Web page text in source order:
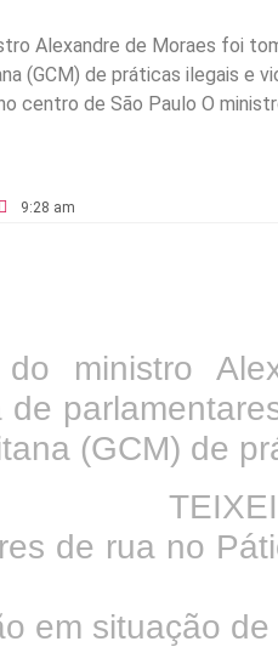
Alexandre de Moraes foi
(GCM) de práticas ilegais e
centro de São Paulo O
9:28 am
do ministro
de
(GCM) de
em situação